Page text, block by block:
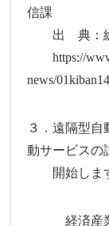
信課
出 典：総
https://
news/
３．遠隔型
動サービスの
開始しま
経済産業